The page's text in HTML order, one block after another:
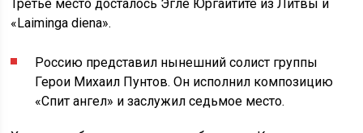
Третье место досталось Эгле Юргаитите из Литвы и
«Laiminga diena».
Россию представил нынешний солист группы
Герои Михаил Пунтов. Он исполнил композицию
«Спит ангел» и заслужил седьмое место.